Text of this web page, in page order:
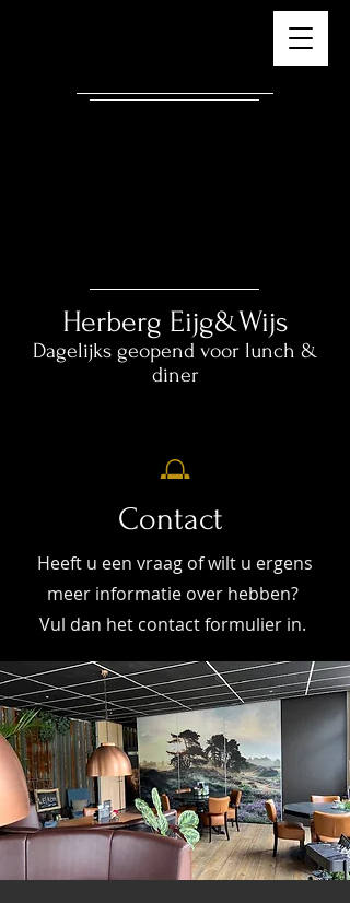
Eten - Drinken - Slapen
Herberg ​ Eijg&Wijs
Dagelijks geopend voor lunch &
diner
Contact
Heeft u een vraag of wilt u ergens
meer informatie over hebben?
Vul dan het contact formulier in.